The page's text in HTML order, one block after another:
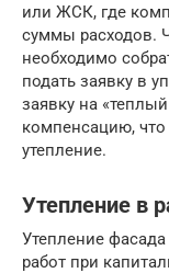
или ЖСК, где
суммы расходов.
необходимо
подать заявку в
заявку на
компенсацию,
утепление.
Утепление в
Утепление
работ при